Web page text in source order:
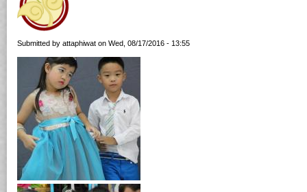
Submitted by attaphiwat on Wed, 08/17/2016 - 13:55